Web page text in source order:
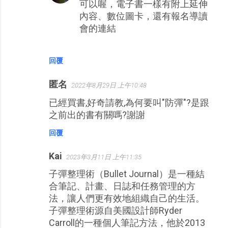
回覆
可以喔，電子書一樣有附上延伸
內容、數位圖卡，還有報名導讀
會的連結
匿名 2022年8月29日 上午10:48
已經買書,好奇請教,為何要叫"防彈"?是跟
之前出的書有關嗎?謝謝
回覆
Kai 2023年3月11日 上午11:35
子彈整理術（Bullet Journal）是一種結
合筆記、計畫、日誌和任務管理的方
法，讓人們更有效地組織自己的生活。
子彈整理術源自美國設計師Ryder
Carroll的一種個人筆記方法，他於2013